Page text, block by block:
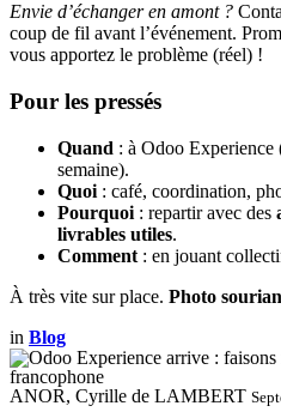
Envie d’échanger en amont ?
coup de fil avant l’événement.
vous apportez le problème (réel) !
Pour les pressés
Quand : à Odoo Experience
semaine).
Quoi : café, coordination,
Pourquoi : repartir avec des
livrables utiles.
Comment : en jouant
À très vite sur place. Photo
in Blog
ANOR, Cyrille de LAMBERT